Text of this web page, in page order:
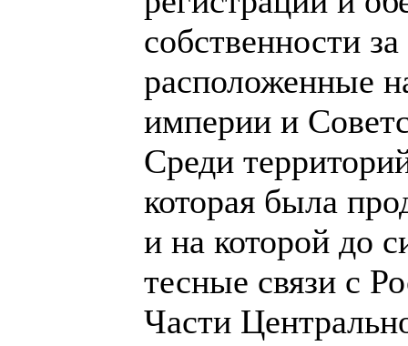
собственности
расположенные
империи и
Среди
которая была
и на которой до
тесные связи с
Части